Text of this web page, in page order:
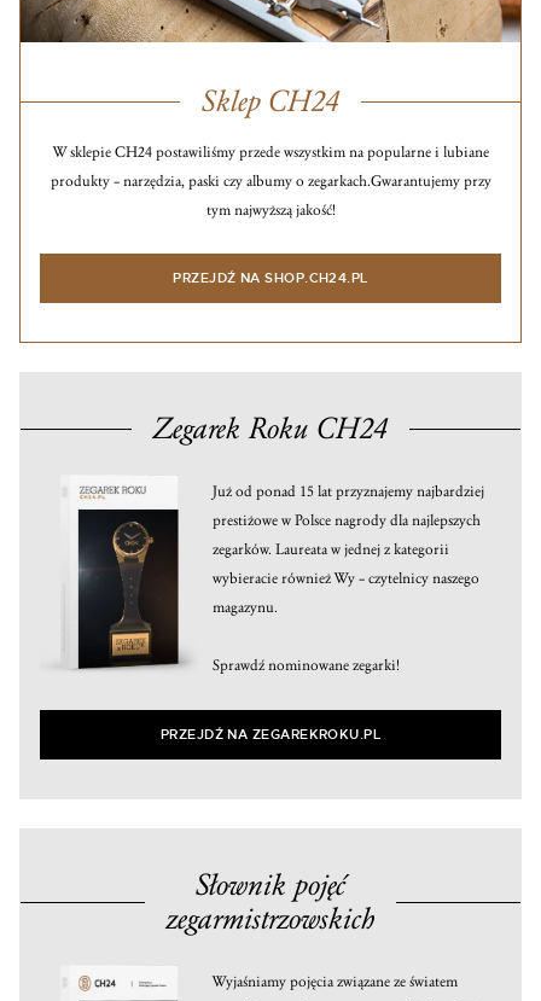
Sklep CH24
W sklepie CH24 postawiliśmy przede wszystkim na popularne i lubiane
produkty – narzędzia, paski czy albumy o zegarkach.Gwarantujemy przy
tym najwyższą jakość!
PRZEJDŹ NA SHOP.CH24.PL
Zegarek Roku CH24
Już od ponad 15 lat przyznajemy najbardziej
prestiżowe w Polsce nagrody dla najlepszych
zegarków. Laureata w jednej z kategorii
wybieracie również Wy – czytelnicy naszego
magazynu.
Sprawdź nominowane zegarki!
PRZEJDŹ NA ZEGAREKROKU.PL
Słownik pojęć
zegarmistrzowskich
Wyjaśniamy pojęcia związane ze światem